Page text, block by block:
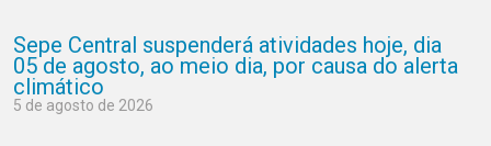
Sepe Central suspenderá atividades hoje, dia
05 de agosto, ao meio dia, por causa do alerta
climático
5 de agosto de 2026